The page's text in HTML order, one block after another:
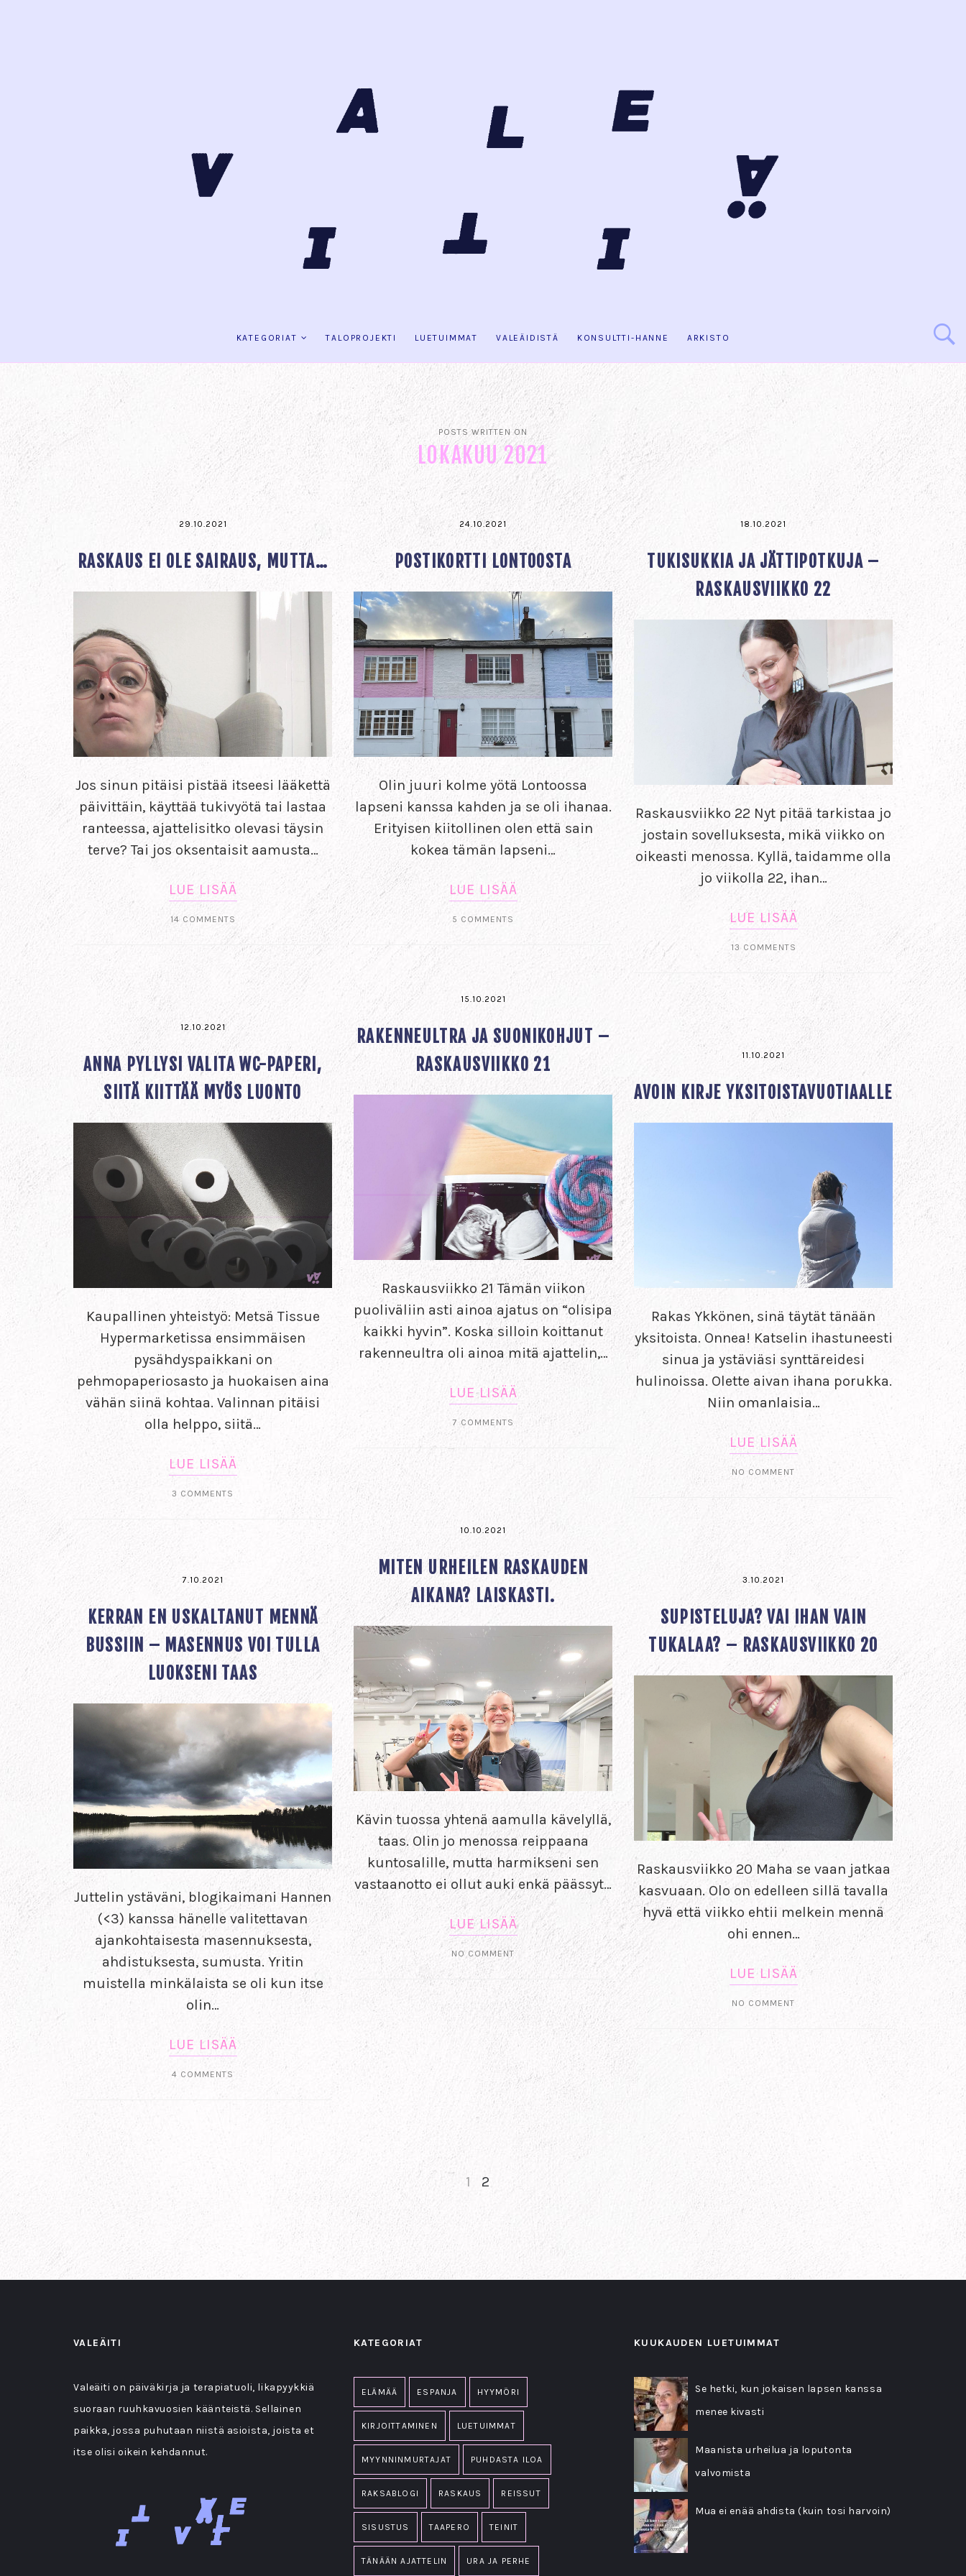
KATEGORIAT TALOPROJEKTI LUETUIMMAT VALEÄIDISTÄ KONSULTTI-HANNE ARKISTO
POSTS WRITTEN ON
LOKAKUU 2021
29.10.2021
RASKAUS EI OLE SAIRAUS, MUTTA…
Jos sinun pitäisi pistää itseesi lääkettä
päivittäin, käyttää tukivyötä tai lastaa
ranteessa, ajattelisitko olevasi täysin
terve? Tai jos oksentaisit aamusta…
LUE LISÄÄ
14 COMMENTS
24.10.2021
POSTIKORTTI LONTOOSTA
Olin juuri kolme yötä Lontoossa
lapseni kanssa kahden ja se oli ihanaa.
Erityisen kiitollinen olen että sain
kokea tämän lapseni…
LUE LISÄÄ
5 COMMENTS
18.10.2021
TUKISUKKIA JA JÄTTIPOTKUJA –
RASKAUSVIIKKO 22
Raskausviikko 22 Nyt pitää tarkistaa jo
jostain sovelluksesta, mikä viikko on
oikeasti menossa. Kyllä, taidamme olla
jo viikolla 22, ihan…
LUE LISÄÄ
13 COMMENTS
15.10.2021
RAKENNEULTRA JA SUONIKOHJUT –
RASKAUSVIIKKO 21
Raskausviikko 21 Tämän viikon
puoliväliin asti ainoa ajatus on “olisipa
kaikki hyvin”. Koska silloin koittanut
rakenneultra oli ainoa mitä ajattelin,…
LUE LISÄÄ
7 COMMENTS
12.10.2021
ANNA PYLLYSI VALITA WC-PAPERI,
SIITÄ KIITTÄÄ MYÖS LUONTO
Kaupallinen yhteistyö: Metsä Tissue
Hypermarketissa ensimmäisen
pysähdyspaikkani on
pehmopaperiosasto ja huokaisen aina
vähän siinä kohtaa. Valinnan pitäisi
olla helppo, siitä…
LUE LISÄÄ
3 COMMENTS
11.10.2021
AVOIN KIRJE YKSITOISTAVUOTIAALLE
Rakas Ykkönen, sinä täytät tänään
yksitoista. Onnea! Katselin ihastuneesti
sinua ja ystäviäsi synttäreidesi
hulinoissa. Olette aivan ihana porukka.
Niin omanlaisia…
LUE LISÄÄ
NO COMMENT
10.10.2021
MITEN URHEILEN RASKAUDEN
AIKANA? LAISKASTI.
Kävin tuossa yhtenä aamulla kävelyllä,
taas. Olin jo menossa reippaana
kuntosalille, mutta harmikseni sen
vastaanotto ei ollut auki enkä päässyt…
LUE LISÄÄ
NO COMMENT
7.10.2021
KERRAN EN USKALTANUT MENNÄ
BUSSIIN – MASENNUS VOI TULLA
LUOKSENI TAAS
Juttelin ystäväni, blogikaimani Hannen
(<3) kanssa hänelle valitettavan
ajankohtaisesta masennuksesta,
ahdistuksesta, sumusta. Yritin
muistella minkälaista se oli kun itse
olin…
LUE LISÄÄ
4 COMMENTS
3.10.2021
SUPISTELUJA? VAI IHAN VAIN
TUKALAA? – RASKAUSVIIKKO 20
Raskausviikko 20 Maha se vaan jatkaa
kasvuaan. Olo on edelleen sillä tavalla
hyvä että viikko ehtii melkein mennä
ohi ennen…
LUE LISÄÄ
NO COMMENT
1
2
VALEÄITI
Valeäiti on päiväkirja ja terapiatuoli, likapyykkiä
suoraan ruuhkavuosien käänteistä. Sellainen
paikka, jossa puhutaan niistä asioista, joista et
itse olisi oikein kehdannut.
KATEGORIAT
ELÄMÄÄ ESPANJA HYYMÖRI
KIRJOITTAMINEN LUETUIMMAT
MYYNNINMURTAJAT PUHDASTA ILOA
RAKSABLOGI RASKAUS REISSUT
SISUSTUS TAAPERO TEINIT
TÄNÄÄN AJATTELIN URA JA PERHE
KUUKAUDEN LUETUIMMAT
Se hetki, kun jokaisen lapsen kanssa
menee kivasti
Maanista urheilua ja loputonta
valvomista
Mua ei enää ahdista (kuin tosi harvoin)